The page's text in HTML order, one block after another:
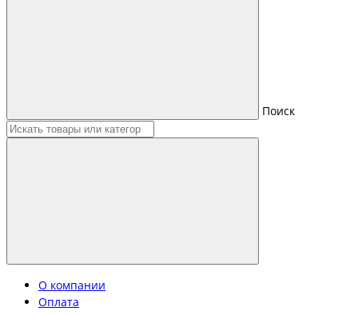
Поиск
О компании
Оплата